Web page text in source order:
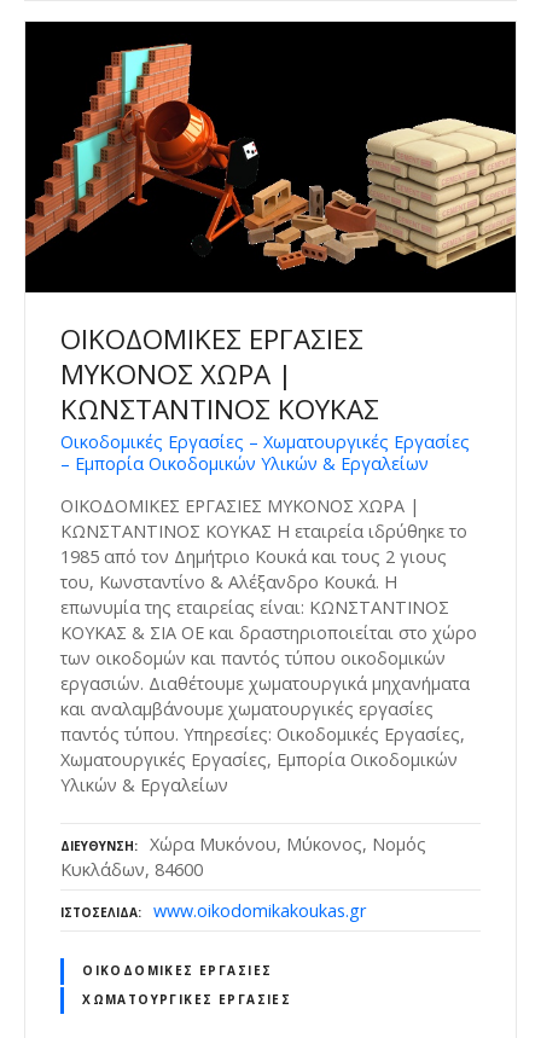
ΟΙΚΟΔΟΜΙΚΕΣ ΕΡΓΑΣΙΕΣ
ΜΥΚΟΝΟΣ ΧΩΡΑ |
ΚΩΝΣΤΑΝΤΙΝΟΣ ΚΟΥΚΑΣ
Οικοδομικές Εργασίες – Χωματουργικές Εργασίες
– Εμπορία Οικοδομικών Υλικών & Εργαλείων
ΟΙΚΟΔΟΜΙΚΕΣ ΕΡΓΑΣΙΕΣ ΜΥΚΟΝΟΣ ΧΩΡΑ |
ΚΩΝΣΤΑΝΤΙΝΟΣ ΚΟΥΚΑΣ Η εταιρεία ιδρύθηκε το
1985 από τον Δημήτριο Κουκά και τους 2 γιους
του, Κωνσταντίνο & Αλέξανδρο Κουκά. Η
επωνυμία της εταιρείας είναι: ΚΩΝΣΤΑΝΤΙΝΟΣ
ΚΟΥΚΑΣ & ΣΙΑ ΟΕ και δραστηριοποιείται στο χώρο
των οικοδομών και παντός τύπου οικοδομικών
εργασιών. Διαθέτουμε χωματουργικά μηχανήματα
και αναλαμβάνουμε χωματουργικές εργασίες
παντός τύπου. Υπηρεσίες: Οικοδομικές Εργασίες,
Χωματουργικές Εργασίες, Εμπορία Οικοδομικών
Υλικών & Εργαλείων
ΔΙΕΎΘΥΝΣΗ
Χώρα Μυκόνου, Μύκονος, Νομός
Κυκλάδων, 84600
ΙΣΤΟΣΕΛΊΔΑ www.oikodomikakoukas.gr
ΟΙΚΟΔΟΜΙΚΈΣ ΕΡΓΑΣΊΕΣ
ΧΩΜΑΤΟΥΡΓΙΚΈΣ ΕΡΓΑΣΊΕΣ